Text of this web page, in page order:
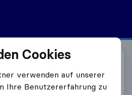
Affiliate-
Cookies
verwenden auf unserer
Ihre Benutzererfahrung zu